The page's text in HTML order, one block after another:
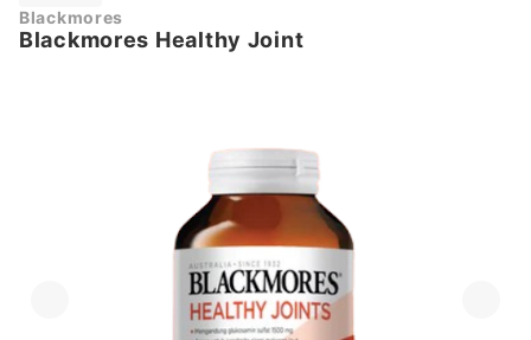
Blackmores
Blackmores Healthy Joint